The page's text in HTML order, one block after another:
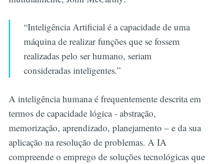
“Inteligência Artificial é a capacidade de uma
máquina de realizar funções que se fossem
realizadas pelo ser humano, seriam
consideradas inteligentes.”
A inteligência humana é frequentemente descrita em
termos de capacidade lógica - abstração,
memorização, aprendizado, planejamento – e da sua
aplicação na resolução de problemas. A IA
compreende o emprego de soluções tecnológicas que